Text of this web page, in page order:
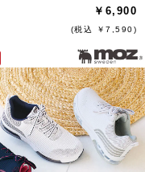
￥6,900
(税込 ￥7,590)